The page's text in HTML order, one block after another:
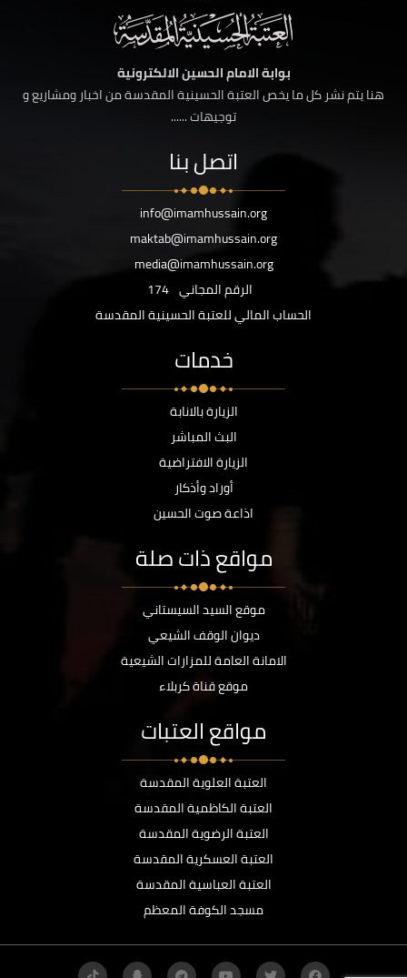
بوابة الامام الحسين الالكترونية
هنا يتم نشر كل ما يخص العتبة الحسينية المقدسة من اخبار ومشاريع و
توجيهات ......
اتصل بنا
info@imamhussain.org
maktab@imamhussain.org
media@imamhussain.org
الرقم المجاني 174
الحساب المالي للعتبة الحسينية المقدسة
خدمات
الزيارة بالانابة
البث المباشر
الزيارة الافتراضية
أوراد وأذكار
اذاعة صوت الحسين
مواقع ذات صلة
موقع السيد السيستاني
ديوان الوقف الشيعي
الامانة العامة للمزارات الشيعية
موقع قناة كربلاء
مواقع العتبات
العتبة العلوية المقدسة
العتبة الكاظمية المقدسة
العتبة الرضوية المقدسة
العتبة العسكرية المقدسة
العتبة العباسية المقدسة
مسجد الكوفة المعظم